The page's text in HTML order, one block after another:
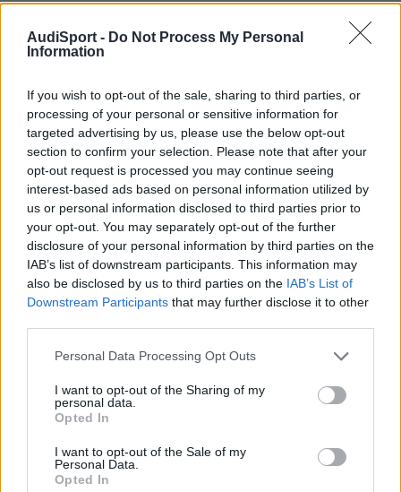
AudiSport - Do Not Process My Personal
Information
If you wish to opt-out of the sale, sharing to third parties, or
processing of your personal or sensitive information for
targeted advertising by us, please use the below opt-out
section to confirm your selection. Please note that after your
opt-out request is processed you may continue seeing
interest-based ads based on personal information utilized by
us or personal information disclosed to third parties prior to
your opt-out. You may separately opt-out of the further
disclosure of your personal information by third parties on the
IAB’s list of downstream participants. This information may
also be disclosed by us to third parties on the IAB’s List of
Downstream Participants that may further disclose it to other
Personal Data Processing Opt Outs
I want to opt-out of the Sharing of my
personal data.
Opted In
I want to opt-out of the Sale of my
Personal Data.
Opted In
El del taller me dijo que seguramente era por mal equilibrado
(después del rollo que he soltao antes, y ni siquiera puse eso :o ).
dijeron que imposible, al final... ¡gomas jodidas!
salu2
Responder
javia4
Publicado26 de Febrero del 2005
ese ruido, esto funciona bien, al final por dejarlo correr y no